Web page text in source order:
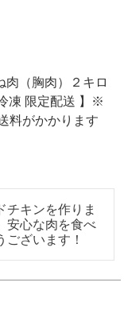
肉（胸肉）２キロ
凍 限定配送 】※
料がかかります
チキンを作りま
安心な肉を食べ
ざいます！